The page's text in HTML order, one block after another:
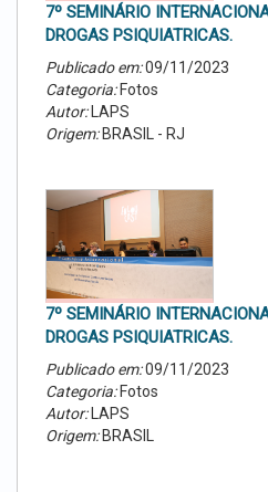
7º SEMINÁRIO
DROGAS PSIQUIATRICAS.
Publicado em:09/11/2023
Categoria:Fotos
Autor:LAPS
Origem:BRASIL - RJ
7º SEMINÁRIO
DROGAS PSIQUIATRICAS.
Publicado em:09/11/2023
Categoria:Fotos
Autor:LAPS
Origem:BRASIL